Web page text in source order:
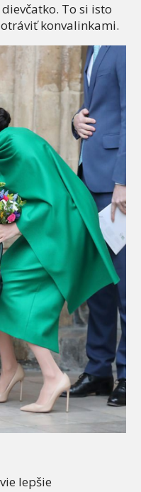
To si isto
konvalinkami.
lepšie